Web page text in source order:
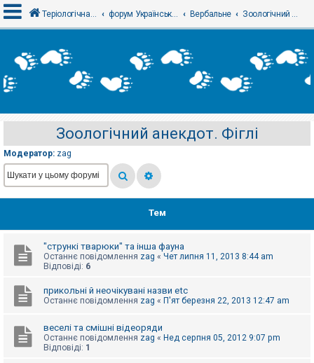
х
і
е
є
с
т
р
а
Т
м
б
з
Теріологічна школа форум Українського теріологічного товариства Вербальне Зоологічний анекдот. Фіглі
Зоологічний анекдот. Фіглі
Модератор: zag
Тем
"стрункі тварюки" та інша фауна
Останнє повідомлення zag « Чет липня 11, 2013 8:44 am
Відповіді: 6
прикольні й неочікувані назви etc
Останнє повідомлення zag « П'ят березня 22, 2013 12:47 am
веселі та смішні відеоряди
Останнє повідомлення zag « Нед серпня 05, 2012 9:07 pm
Відповіді: 1